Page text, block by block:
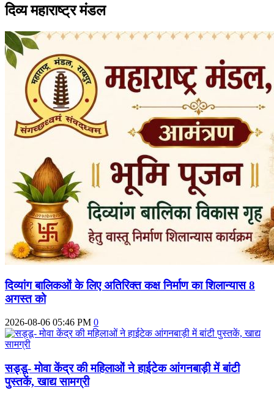
दिव्य महाराष्ट्र मंडल
दिव्यांग बालिकओं के लिए अतिरिक्त कक्ष निर्माण का शिलान्यास 8
अगस्त को
2026-08-06 05:46 PM 0
सड्डू- मोवा केंद्र की महिलाओं ने हाईटेक आंगनबाड़ी में बांटी
पुस्‍तकें, खाद्य सामग्री